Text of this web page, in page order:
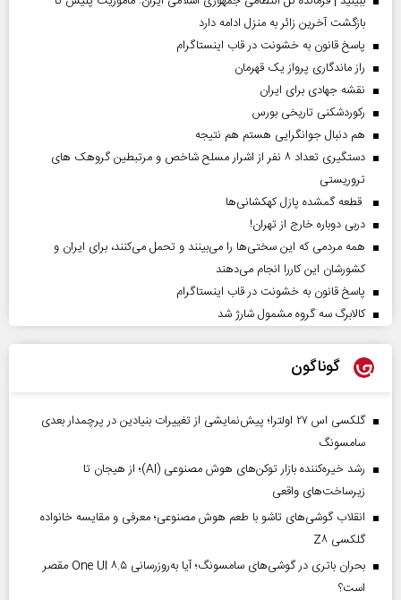
بازگشت آخرین زائر به منزل ادامه دارد
پاسخ قانون به خشونت در قاب اینستاگرام
راز ماندگاری پرواز یک قهرمان
نقشه جهادی برای ایران
رکوردشکنی تاریخی بورس
هم دنبال جوانگرایی هستم هم نتیجه
دستگیری تعداد ۸ نفر از اشرار مسلح شاخص و مرتبطین گروهک های
تروریستی
قطعه گمشده پازل کهکشانی‌ها
دربی دوباره خارج از تهران!
همه مردمی که این سختی‌ها را می‌بینند و تحمل می‌کنند، برای ایران و
کشورشان این کاررا انجام می‌دهند
پاسخ قانون به خشونت در قاب اینستاگرام
کالابرگ سه گروه مشمول شارژ شد
گوناگون
گلکسی اس ۲۷ اولترا؛ پیش‌نمایشی از تغییرات بنیادین در پرچمدار بعدی
سامسونگ
رشد خیره‌کننده بازار توکن‌های هوش مصنوعی (AI)؛ از هیجان تا
زیرساخت‌های واقعی
انقلاب گوشی‌های تاشو‌ با طعم هوش مصنوعی؛ معرفی و مقایسه خانواده
گلکسی Z۸
بحران باتری در گوشی‌های سامسونگ؛ آیا به‌روزرسانی One UI ۸.۵ مقصر
است؟